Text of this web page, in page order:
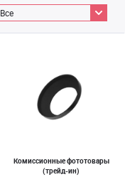
Все
Комиссионные фототовары
(трейд-ин)